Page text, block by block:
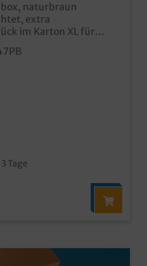
naturbraun
extra
Karton XL für
Öko
in
Tage